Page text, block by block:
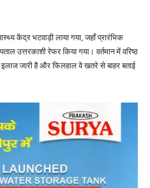
केंद्र भटवाड़ी लाया गया, जहाँ प्रारंभिक
उत्तरकाशी रेफर किया गया। वर्तमान में वरिष्ठ
जारी है और फिलहाल वे खतरे से बाहर बताई